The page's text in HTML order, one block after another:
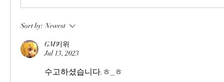
Sort by: Newest
GM키위
Jul 13, 2023
수고하셨습니다.ㅎ_ㅎ